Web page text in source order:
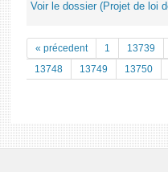
Voir le dossier (Projet de loi
« précedent 1 13739
13748
13749 13750